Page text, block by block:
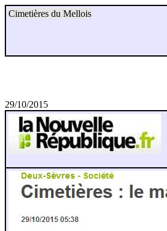
Cimetières du Mellois
29/10/2015